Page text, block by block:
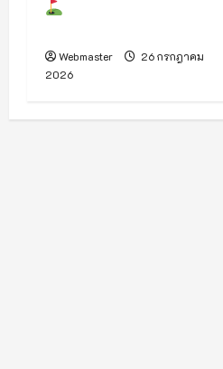
Webmaster